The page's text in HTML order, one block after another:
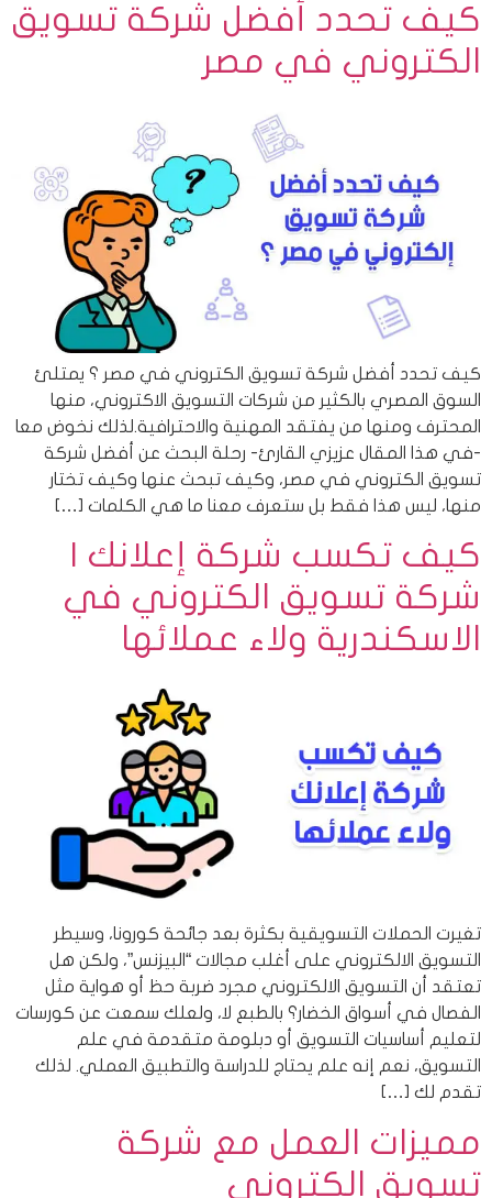
كيف تحدد أفضل شركة تسويق
الكتروني في مصر
كيف تحدد أفضل شركة تسويق الكتروني في مصر ؟ يمتلئ
السوق المصري بالكثير من شركات التسويق الاكتروني، منها
المحترف ومنها من يفتقد المهنية والاحترافية.لذلك نخوض معا
-في هذا المقال عزيزي القارئ- رحلة البحث عن أفضل شركة
تسويق الكتروني في مصر، وكيف تبحث عنها وكيف تختار
منها، ليس هذا فقط بل ستعرف معنا ما هي الكلمات […]
كيف تكسب شركة إعلانك |
شركة تسويق الكتروني في
الاسكندرية ولاء عملائها
تغيرت الحملات التسويقية بكثرة بعد جائحة كورونا، وسيطر
التسويق الالكتروني على أغلب مجالات “البيزنس”، ولكن هل
تعتقد أن التسويق الالكتروني مجرد ضربة حظ أو هواية مثل
الفصال في أسواق الخضار؟ بالطبع لا، ولعلك سمعت عن كورسات
لتعليم أساسيات التسويق أو دبلومة متقدمة في علم
التسويق، نعم إنه علم يحتاج للدراسة والتطبيق العملي. لذلك
تقدم لك […]
مميزات العمل مع شركة
تسويق الكتروني